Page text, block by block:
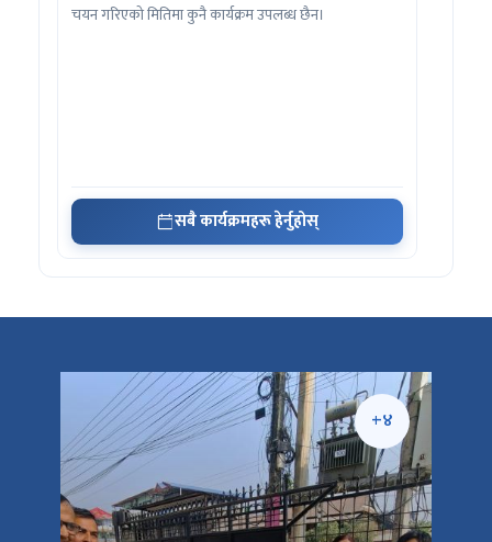
चयन गरिएको मितिमा कुनै कार्यक्रम उपलब्ध छैन।
सबै कार्यक्रमहरू हेर्नुहोस्
+४